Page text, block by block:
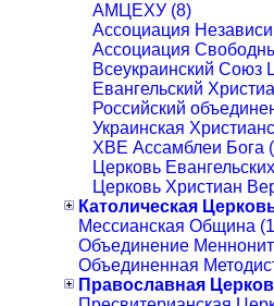
АМЦЕХУ (8)
Ассоциация
Ассоциация
Всеукраинский Союз
Евангельский
Российский
Украинская
ХВЕ Ассамблеи Бога
Церковь
Церковь Христиан
Католическая
Мессианская Община
Объединение
Объединенная
Православная